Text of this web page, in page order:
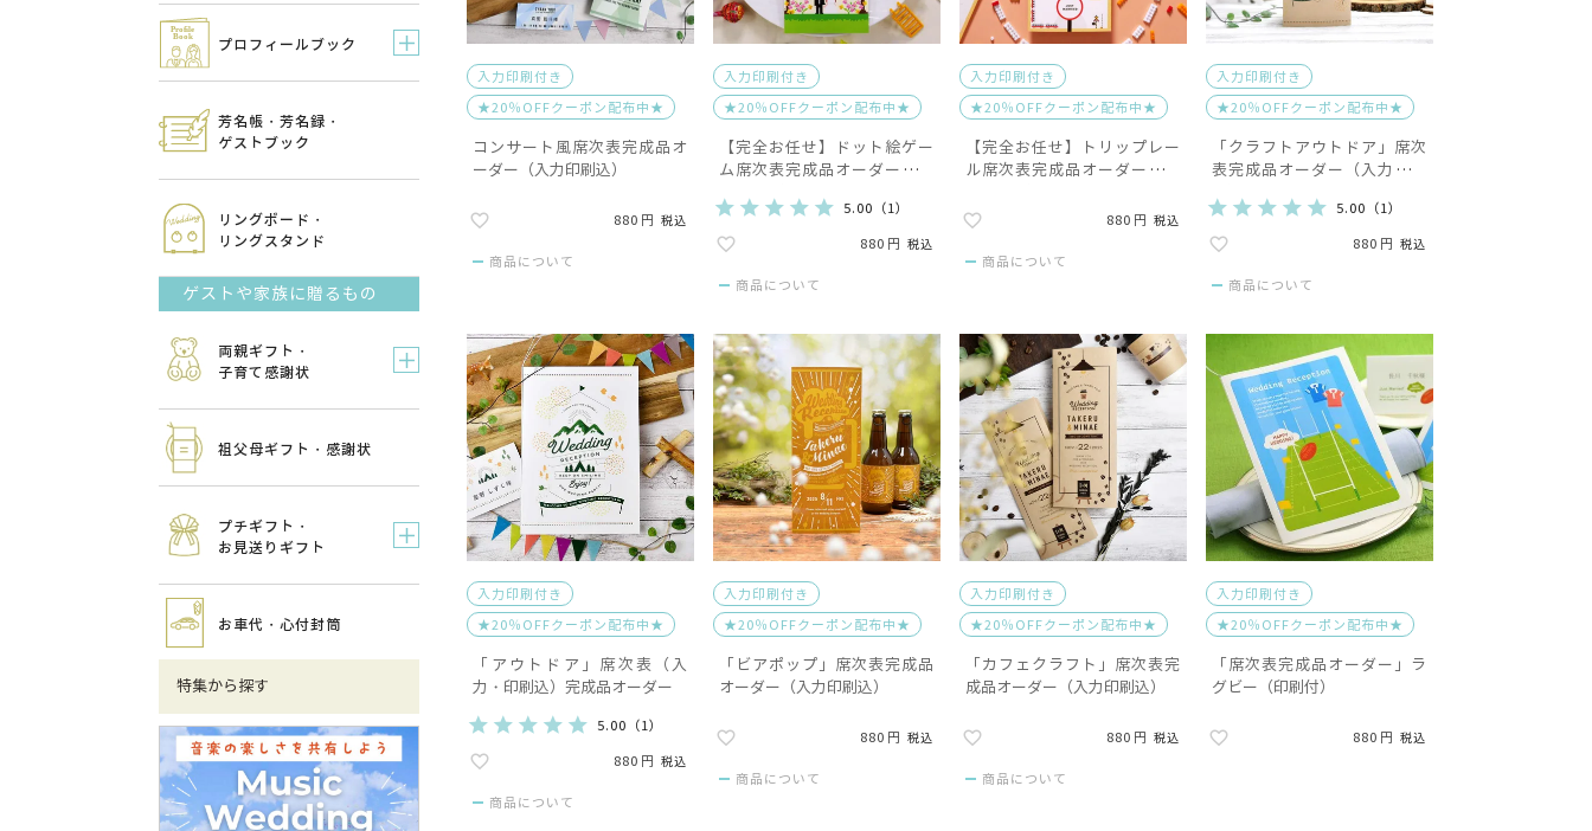
プロフィールブック
芳名帳・芳名録・
ゲストブック
リングボード・
リングスタンド
ゲストや家族に贈るもの
両親ギフト・
子育て感謝状
祖父母ギフト・感謝状
プチギフト・
お見送りギフト
お車代・心付封筒
特集から探す
入力印刷付き
★20％OFFクーポン配布中★
コンサート風席次表完成品オ
ーダー（入力印刷込）
880 税込
商品について
入力印刷付き
★20％OFFクーポン配布中★
【完全お任せ】ドット絵ゲー
ム席次表完成品オーダー（入
5.00 （1）
880 税込
商品について
入力印刷付き
★20％OFFクーポン配布中★
【完全お任せ】トリップレー
ル席次表完成品オーダー（入
880 税込
商品について
入力印刷付き
★20％OFFクーポン配布中★
「クラフトアウトドア」席次
表完成品オーダー（入力印刷
5.00 （1）
880 税込
商品について
入力印刷付き
★20％OFFクーポン配布中★
「アウトドア」席次表（入
力・印刷込）完成品オーダー
5.00 （1）
880 税込
商品について
入力印刷付き
★20％OFFクーポン配布中★
「ビアポップ」席次表完成品
オーダー（入力印刷込）
880 税込
商品について
入力印刷付き
★20％OFFクーポン配布中★
「カフェクラフト」席次表完
成品オーダー（入力印刷込）
880 税込
商品について
入力印刷付き
★20％OFFクーポン配布中★
「席次表完成品オーダー」ラ
グビー（印刷付）
880 税込